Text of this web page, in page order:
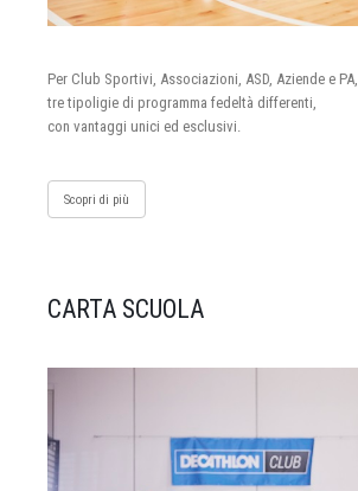
Per Club Sportivi, Associazioni, ASD, Aziende e PA,
tre tipoligie di programma fedeltà differenti,
con vantaggi unici ed esclusivi.
Scopri di più
CARTA SCUOLA